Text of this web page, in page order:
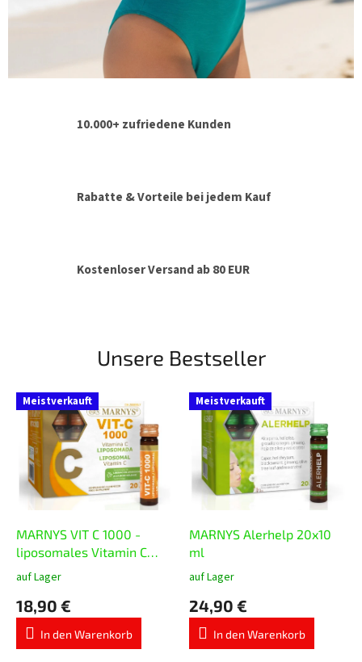
n
r
10.000+ zufriedene Kunden
Rabatte & Vorteile bei jedem Kauf
Kostenloser Versand ab 80 EUR
Unsere Bestseller
Meistverkauft
MARNYS VIT C 1000 -
liposomales Vitamin C
20x10 ml
Die
Produktbewertung
ist
5,0
auf Lager
18,90 €
In den Warenkorb
Meistverkauft
MARNYS Alerhelp 20x10
ml
Die
Produktbewertung
ist
5,0
auf Lager
24,90 €
In den Warenkorb